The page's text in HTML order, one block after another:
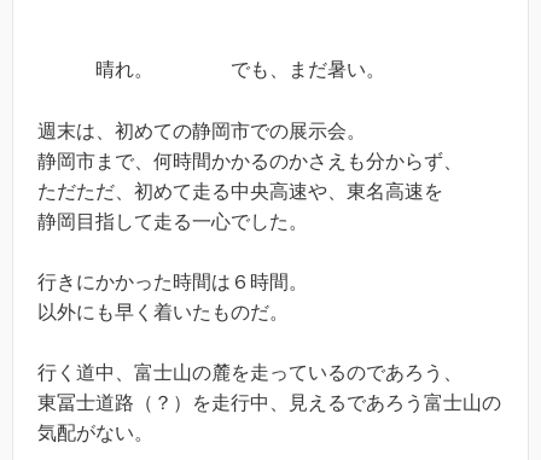
晴れ。 でも、まだ暑い。
週末は、初めての静岡市での展示会。
静岡市まで、何時間かかるのかさえも分からず、
ただただ、初めて走る中央高速や、東名高速を
静岡目指して走る一心でした。
行きにかかった時間は６時間。
以外にも早く着いたものだ。
行く道中、富士山の麓を走っているのであろう、
東冨士道路（？）を走行中、見えるであろう富士山の
気配がない。